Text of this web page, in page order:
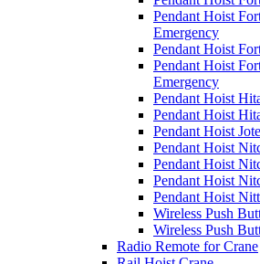
Pendant Hoist
Emergency
Pendant Hoist
Pendant Hoist
Emergency
Pendant Hoist
Pendant Hoist
Pendant Hoist
Pendant Hoist
Pendant Hoist
Pendant Hoist
Pendant Hoist
Wireless Push
Wireless Push
Radio Remote for Crane